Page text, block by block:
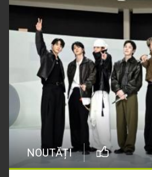
NOUTĂȚI